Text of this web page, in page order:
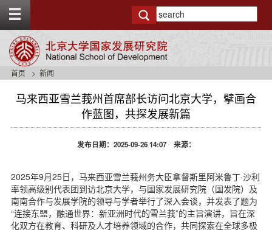
g
t
首页 新闻
马来西亚雪兰莪州首席部长访问北京大学，擘画合
作蓝图，共探发展新篇
发布日期：2025-09-26 14:07 来源：
2025年9月25日，马来西亚雪兰莪州务大臣拿督斯里阿米鲁丁·沙利
率领高级别代表团到访北京大学，与国家发展研究院（国发院）及
南南合作与发展学院的领导与学者举行了深入会谈，并发表了题为
“连接东盟，融通世界：新亚洲时代的雪兰莪”的主旨演讲，旨在深
化双方在教育、科研及人才培养领域的合作，共同探索在全球多极